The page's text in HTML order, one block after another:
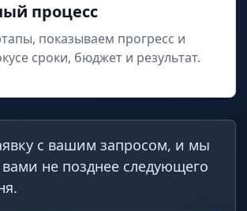
процесс
показываем прогресс и
сроки, бюджет и результат.
с вашим запросом, и мы
не позднее следующего